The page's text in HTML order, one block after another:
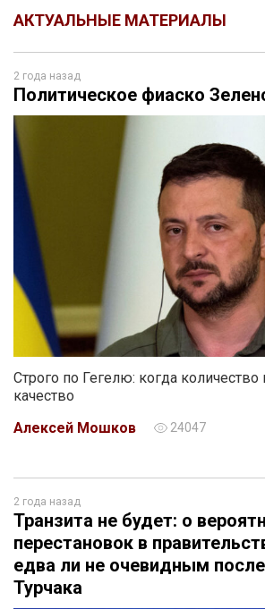
АКТУАЛЬНЫЕ МАТЕРИАЛЫ
2 года назад
Политическое фиаско
Строго по Гегелю: когда количество
качество
Алексей Мошков
24047
2 года назад
Транзита не будет: о
перестановок в
едва ли не очевидным
Турчака